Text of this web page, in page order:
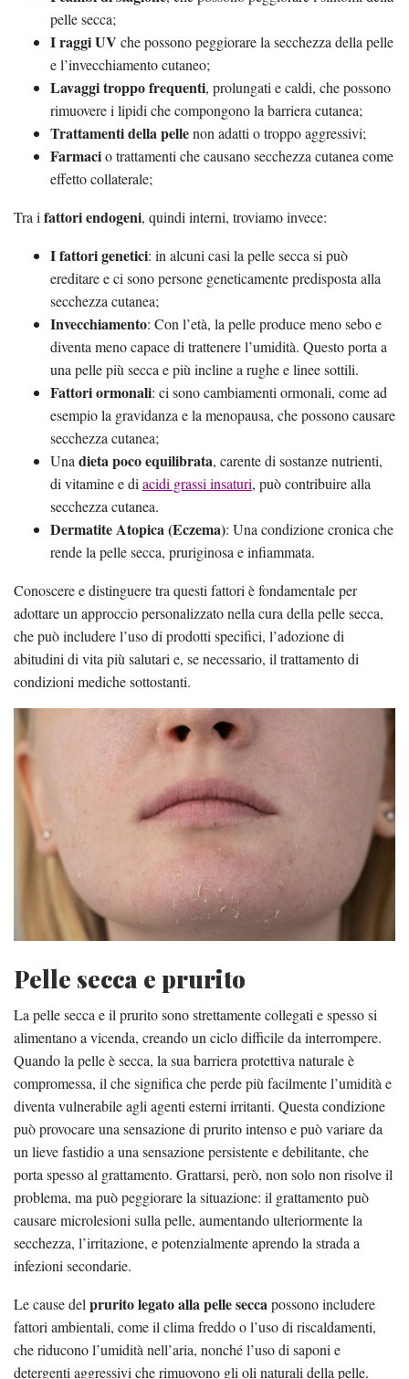
pelle secca;
I raggi UV che possono peggiorare la secchezza della pelle
e l’invecchiamento cutaneo;
Lavaggi troppo frequenti, prolungati e caldi, che possono
rimuovere i lipidi che compongono la barriera cutanea;
Trattamenti della pellenon adatti o troppo aggressivi;
Farmacio trattamenti che causano secchezza cutanea come
effetto collaterale;
Tra i fattori endogeni, quindi interni, troviamo invece:
I fattori genetici: in alcuni casi la pelle secca si può
ereditare e ci sono persone geneticamente predisposta alla
secchezza cutanea;
Invecchiamento: Con l’età, la pelle produce meno sebo e
diventa meno capace di trattenere l’umidità. Questo porta a
una pelle più secca e più incline a rughe e linee sottili.
Fattori ormonali: ci sono cambiamenti ormonali, come ad
esempio la gravidanza e la menopausa, che possono causare
secchezza cutanea;
Una dieta poco equilibrata, carente di sostanze nutrienti,
di vitamine e di acidi grassi insaturi, può contribuire alla
secchezza cutanea.
Dermatite Atopica (Eczema): Una condizione cronica che
rende la pelle secca, pruriginosa e infiammata.
Conoscere e distinguere tra questi fattori è fondamentale per
adottare un approccio personalizzato nella cura della pelle secca,
che può includere l’uso di prodotti specifici, l’adozione di
abitudini di vita più salutari e, se necessario, il trattamento di
condizioni mediche sottostanti.
Pelle secca e prurito
La pelle secca e il prurito sono strettamente collegati e spesso si
alimentano a vicenda, creando un ciclo difficile da interrompere.
Quando la pelle è secca, la sua barriera protettiva naturale è
compromessa, il che significa che perde più facilmente l’umidità e
diventa vulnerabile agli agenti esterni irritanti. Questa condizione
può provocare una sensazione di prurito intenso e può variare da
un lieve fastidio a una sensazione persistente e debilitante, che
porta spesso al grattamento. Grattarsi, però, non solo non risolve il
problema, ma può peggiorare la situazione: il grattamento può
causare microlesioni sulla pelle, aumentando ulteriormente la
secchezza, l’irritazione, e potenzialmente aprendo la strada a
infezioni secondarie.
Le cause del prurito legato alla pelle seccapossono includere
fattori ambientali, come il clima freddo o l’uso di riscaldamenti,
che riducono l’umidità nell’aria, nonché l’uso di saponi e
detergenti aggressivi che rimuovono gli oli naturali della pelle.